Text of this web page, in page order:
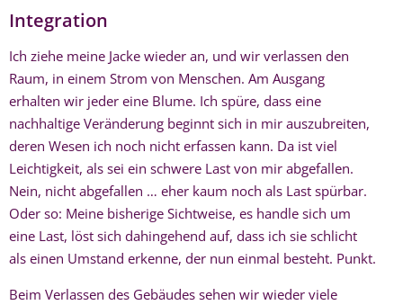
Integration
Ich ziehe meine Jacke wieder an, und wir verlassen den
Raum, in einem Strom von Menschen. Am Ausgang
erhalten wir jeder eine Blume. Ich spüre, dass eine
nachhaltige Veränderung beginnt sich in mir auszubreiten,
deren Wesen ich noch nicht erfassen kann. Da ist viel
Leichtigkeit, als sei ein schwere Last von mir abgefallen.
Nein, nicht abgefallen … eher kaum noch als Last spürbar.
Oder so: Meine bisherige Sichtweise, es handle sich um
eine Last, löst sich dahingehend auf, dass ich sie schlicht
als einen Umstand erkenne, der nun einmal besteht. Punkt.
Beim Verlassen des Gebäudes sehen wir wieder viele